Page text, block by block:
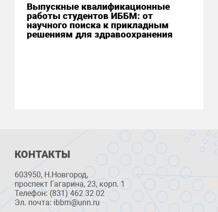
Выпускные квалификационные
работы студентов ИББМ: от
научного поиска к прикладным
решениям для здравоохранения
КОНТАКТЫ
603950, Н.Новгород,
проспект Гагарина, 23, корп. 1
Телефон: (831) 462 32 02
Эл. почта: ibbm@unn.ru